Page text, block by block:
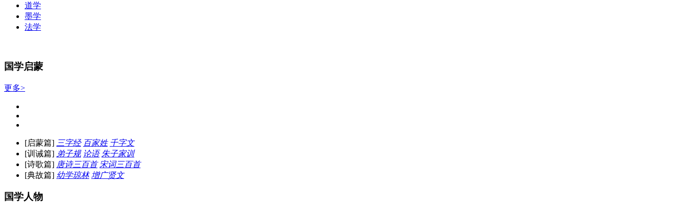
道学
墨学
法学
国学启蒙
更多>
[启蒙篇] 三字经 百家姓 千字文
[训诫篇] 弟子规 论语 朱子家训
[诗歌篇] 唐诗三百首 宋词三百首
[典故篇] 幼学琼林 增广贤文
国学人物